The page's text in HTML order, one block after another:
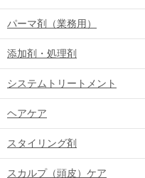
パーマ剤（業務用）
添加剤・処理剤
システムトリートメント
ヘアケア
スタイリング剤
スカルプ（頭皮）ケア